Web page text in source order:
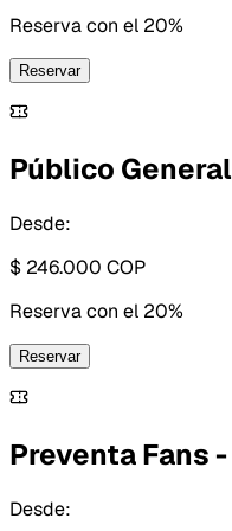
Reserva con el 20%
Reservar
Público
Desde:
$ 246.000 COP
Reserva con el 20%
Reservar
Preventa Fans
Desde: